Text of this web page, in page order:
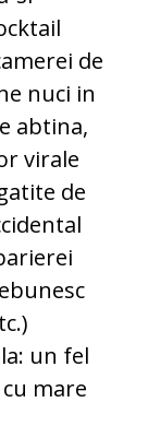
de
nuci in
abtina,
virale
de
un fel
mare